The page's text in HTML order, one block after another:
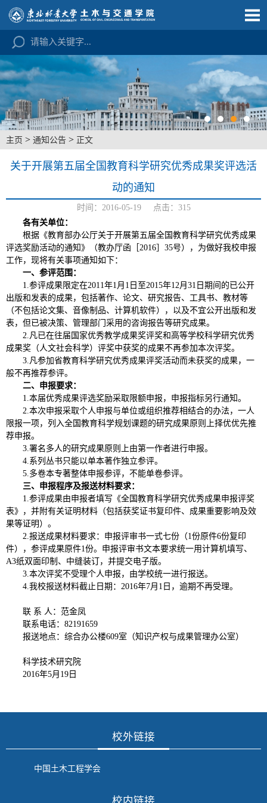
主页 > 通知公告 > 正文
关于开展第五届全国教育科学研究优秀成果奖评选活
动的通知
时间：2016-05-19 点击： 315
各有关单位：
根据《教育部办公厅关于开展第五届全国教育科学研究优秀成果
评选奖励活动的通知》（教办厅函［2016］35号），为做好我校申报
工作，现将有关事项通知如下：
一、参评范围：
1.参评成果限定在2011年1月1日至2015年12月31日期间的已公开
出版和发表的成果，包括著作、论文、研究报告、工具书、教材等
（不包括论文集、音像制品、计算机软件），以及不宜公开出版和发
表，但已被决策、管理部门采用的咨询报告等研究成果。
2.凡已在往届国家优秀教学成果奖评奖和高等学校科学研究优秀
成果奖（人文社会科学）评奖中获奖的成果不再参加本次评奖。
3.凡参加省教育科学研究优秀成果评奖活动而未获奖的成果，一
般不再推荐参评。
二、申报要求：
1.本届优秀成果评选奖励采取限额申报，申报指标另行通知。
2.本次申报采取个人申报与单位或组织推荐相结合的办法，一人
限报一项，列入全国教育科学规划课题的研究成果原则上择优优先推
荐申报。
3.署名多人的研究成果原则上由第一作者进行申报。
4.系列丛书只能以单本著作独立参评。
5.多卷本专著整体申报参评，不能单卷参评。
三、申报程序及报送材料要求：
1.参评成果由申报者填写《全国教育科学研究优秀成果申报评奖
表》，并附有关证明材料（包括获奖证书复印件、成果重要影响及效
果等证明）。
2.报送成果材料要求：申报评审书一式七份（1份原件6份复印
件），参评成果原件1份。申报评审书文本要求统一用计算机填写、
A3纸双面印制、中缝装订，并提交电子版。
3.本次评奖不受理个人申报，由学校统一进行报送。
4.我校报送材料截止日期：2016年7月1日，逾期不再受理。
联 系 人：范金凤
联系电话：82191659
报送地点：综合办公楼609室（知识产权与成果管理办公室）
科学技术研究院
2016年5月19日
校外链接
中国土木工程学会
校内链接